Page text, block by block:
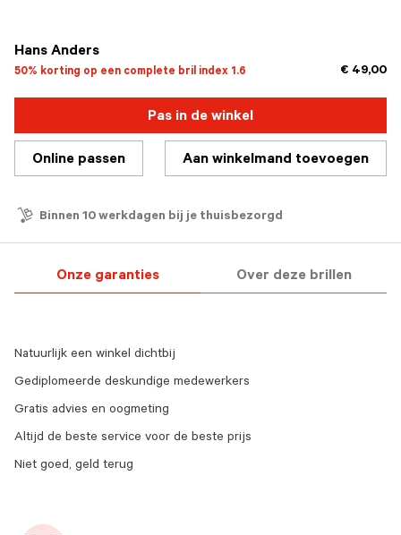
Hans Anders
50% korting op een complete bril index 1.6 € 49,00
Pas in de winkel
Online passen Aan winkelmand toevoegen
Binnen 10 werkdagen bij je thuisbezorgd
Onze garanties Over deze brillen
Natuurlijk een winkel dichtbij
Gediplomeerde deskundige medewerkers
Gratis advies en oogmeting
Altijd de beste service voor de beste prijs
Niet goed, geld terug